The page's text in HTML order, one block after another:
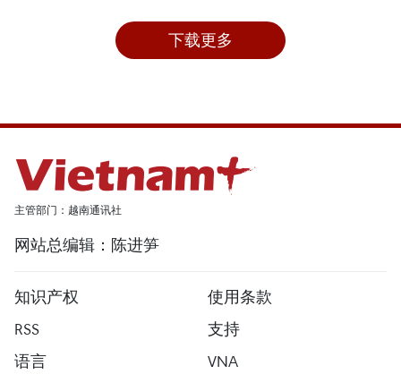
下载更多
主管部门：越南通讯社
网站总编辑：陈进笋
知识产权
使用条款
RSS
支持
语言
VNA